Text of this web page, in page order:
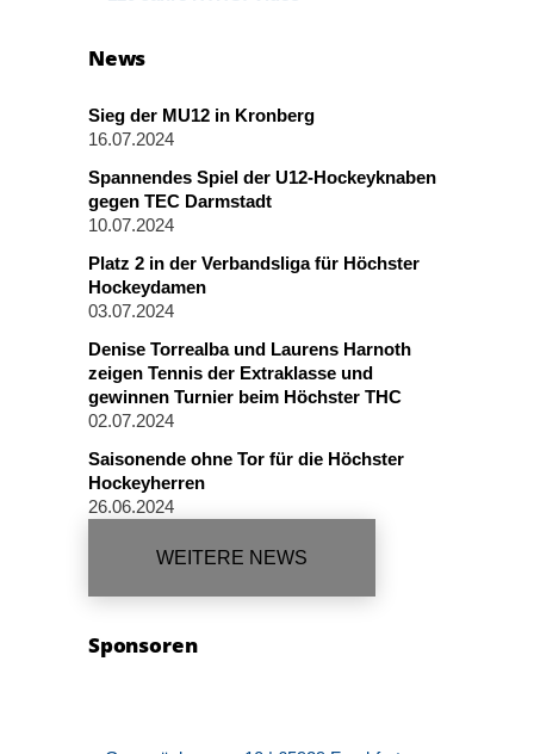
News
Sieg der MU12 in Kronberg
16.07.2024
Spannendes Spiel der U12-Hockeyknaben
gegen TEC Darmstadt
10.07.2024
Platz 2 in der Verbandsliga für Höchster
Hockeydamen
03.07.2024
Denise Torrealba und Laurens Harnoth
zeigen Tennis der Extraklasse und
gewinnen Turnier beim Höchster THC
02.07.2024
Saisonende ohne Tor für die Höchster
Hockeyherren
26.06.2024
WEITERE NEWS
Sponsoren